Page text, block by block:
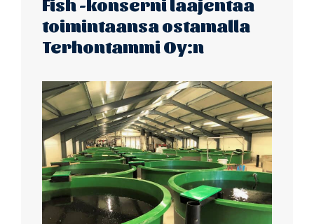
toimintaansa ostamalla
Terhontammi Oy:n